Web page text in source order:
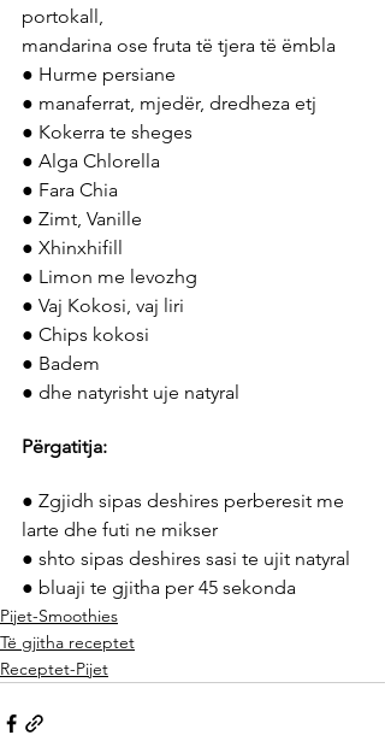
portokall,
mandarina ose fruta të tjera të ëmbla
● Hurme persiane
● manaferrat, mjedër, dredheza etj
● Kokerra te sheges
● Alga Chlorella
● Fara Chia
● Zimt, Vanille
● Xhinxhifill
● Limon me levozhg
● Vaj Kokosi, vaj liri
● Chips kokosi
● Badem
● dhe natyrisht uje natyral
Përgatitja:
● Zgjidh sipas deshires perberesit me
larte dhe futi ne mikser
● shto sipas deshires sasi te ujit natyral
● bluaji te gjitha per 45 sekonda
Pijet-Smoothies
Të gjitha receptet
Receptet-Pijet